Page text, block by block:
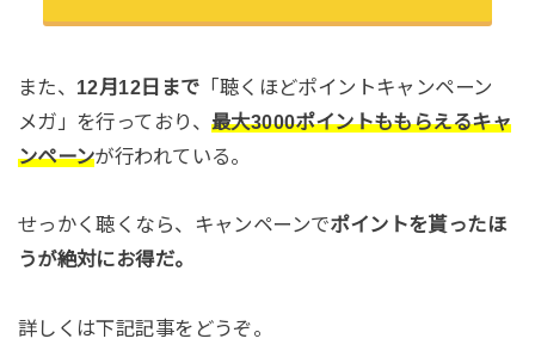
また、 12月12日まで 「聴くほどポイントキャンペーン
メガ」を行っており、 最大3000ポイントももらえるキャ
ンペーンが行われている。
せっかく聴くなら、キャンペーンでポイントを貰ったほ
うが絶対にお得だ。
詳しくは下記記事をどうぞ。